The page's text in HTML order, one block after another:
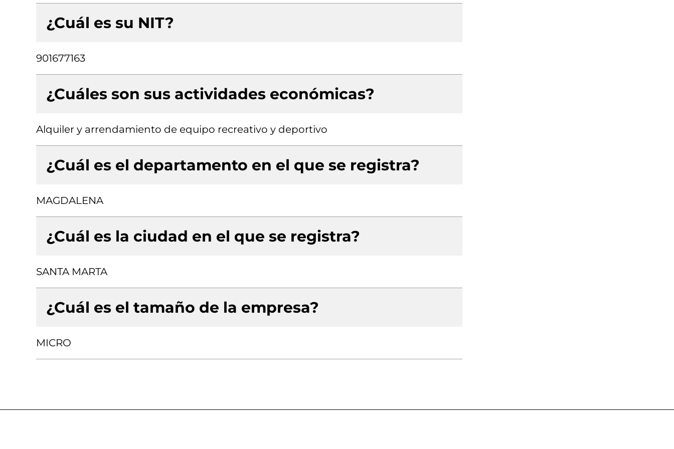
¿Cuál es su NIT?
901677163
¿Cuáles son sus actividades económicas?
Alquiler y arrendamiento de equipo recreativo y deportivo
¿Cuál es el departamento en el que se registra?
MAGDALENA
¿Cuál es la ciudad en el que se registra?
SANTA MARTA
¿Cuál es el tamaño de la empresa?
MICRO